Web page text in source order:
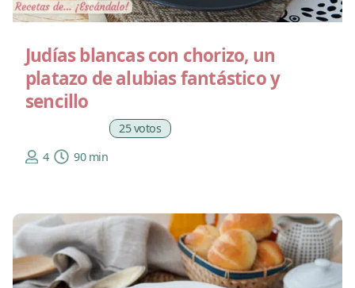
Judías blancas con chorizo, un
platazo de alubias fantástico y
sencillo
25 votos
4
90 min